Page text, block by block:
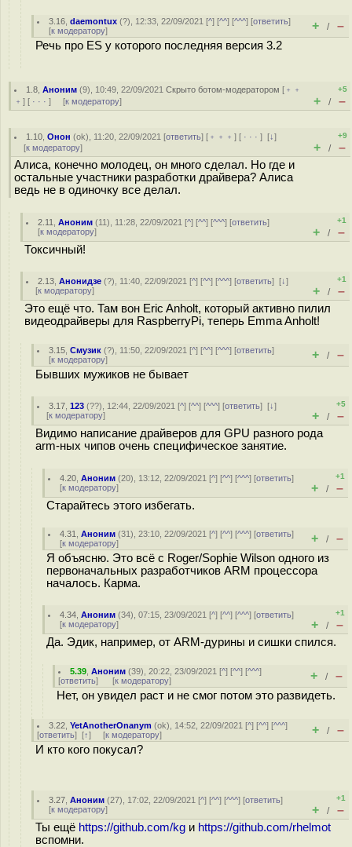
3.16 ,daemontux (?), 12:33, 22/09/2021 [^] [^^] [^^^] [ответить]
[к модератору] + / –
Речь про ES у которого последняя версия 3.2
1.8 ,Аноним (9), 10:49, 22/09/2021Скрыто ботом-модератором [ ﹢﹢
﹢ ] [ · · · ] [к модератору]
+5
+ / –
1.10 ,Онон (ok), 11:20, 22/09/2021 [ответить] [ ﹢﹢﹢] [ · · ·][↓]
[к модератору]
+9
+ / –
Алиса, конечно молодец, он много сделал. Но где и
остальные участники разработки драйвера? Алиса
ведь не в одиночку все делал.
2.11 ,Аноним (11), 11:28, 22/09/2021 [^] [^^] [^^^] [ответить]
[к модератору]
+1
+ / –
Токсичный!
2.13 ,Анонидзе (?), 11:40, 22/09/2021 [^] [^^] [^^^] [ответить][↓]
[к модератору]
+1
+ / –
Это ещё что. Там вон Eric Anholt, который активно пилил
видеодрайверы для RaspberryPi, теперь Emma Anholt!
3.15 ,Смузик (?), 11:50, 22/09/2021 [^] [^^] [^^^] [ответить]
[к модератору] + / –
Бывших мужиков не бывает
3.17 ,123 (??), 12:44, 22/09/2021 [^] [^^] [^^^] [ответить][↓]
[к модератору]
+5
+ / –
Видимо написание драйверов для GPU разного рода
arm-ных чипов очень специфическое занятие.
4.20 ,Аноним (20), 13:12, 22/09/2021 [^] [^^] [^^^] [ответить]
[к модератору]
+1
+ / –
Старайтесь этого избегать.
4.31 ,Аноним (31), 23:10, 22/09/2021 [^] [^^] [^^^] [ответить]
[к модератору] + / –
Я объясню. Это всё с Roger/Sophie Wilson одного из
первоначальных разработчиков ARM процессора
началось. Карма.
4.34 ,Аноним (34), 07:15, 23/09/2021 [^] [^^] [^^^] [ответить]
[к модератору]
+1
+ / –
Да. Эдик, например, от ARM-дурины и сишки спился.
5.39 ,Аноним (39), 20:22, 23/09/2021 [^] [^^] [^^^]
[ответить] [к модератору] + / –
Нет, он увидел раст и не смог потом это развидеть.
3.22 ,YetAnotherOnanym (ok), 14:52, 22/09/2021 [^] [^^] [^^^]
[ответить] [↑] [к модератору] + / –
И кто кого покусал?
3.27 ,Аноним (27), 17:02, 22/09/2021 [^] [^^] [^^^] [ответить]
[к модератору]
+1
+ / –
Ты ещё https://github.com/kg и https://github.com/rhelmot
вспомни.